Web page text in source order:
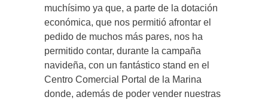
muchísimo ya que, a parte de la dotación
económica, que nos permitió afrontar el
pedido de muchos más pares, nos ha
permitido contar, durante la campaña
navideña, con un fantástico stand en el
Centro Comercial Portal de la Marina
donde, además de poder vender nuestras